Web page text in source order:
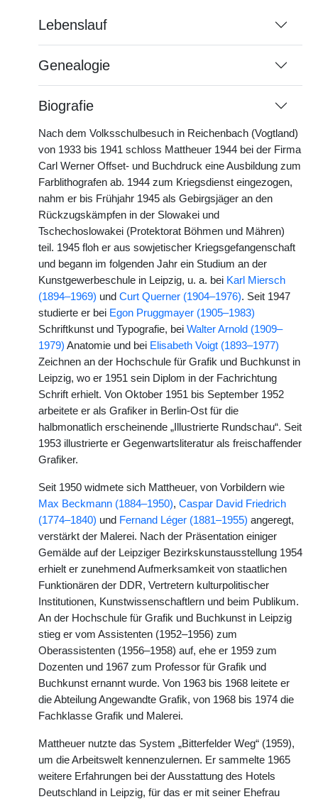
Lebenslauf
Genealogie
Biografie
Nach dem Volksschulbesuch in Reichenbach (Vogtland)
von 1933 bis 1941 schloss Mattheuer 1944 bei der Firma
Carl Werner Offset- und Buchdruck eine Ausbildung zum
Farblithografen ab. 1944 zum Kriegsdienst eingezogen,
nahm er bis Frühjahr 1945 als Gebirgsjäger an den
Rückzugskämpfen in der Slowakei und
Tschechoslowakei (Protektorat Böhmen und Mähren)
teil. 1945 floh er aus sowjetischer Kriegsgefangenschaft
und begann im folgenden Jahr ein Studium an der
Kunstgewerbeschule in Leipzig, u. a. bei Karl Miersch
(1894–1969) und Curt Querner (1904–1976). Seit 1947
studierte er bei Egon Pruggmayer (1905–1983)
Schriftkunst und Typografie, bei Walter Arnold (1909–
1979) Anatomie und bei Elisabeth Voigt (1893–1977)
Zeichnen an der Hochschule für Grafik und Buchkunst in
Leipzig, wo er 1951 sein Diplom in der Fachrichtung
Schrift erhielt. Von Oktober 1951 bis September 1952
arbeitete er als Grafiker in Berlin-Ost für die
halbmonatlich erscheinende „Illustrierte Rundschau“. Seit
1953 illustrierte er Gegenwartsliteratur als freischaffender
Grafiker.
Seit 1950 widmete sich Mattheuer, von Vorbildern wie
Max Beckmann (1884–1950), Caspar David Friedrich
(1774–1840) und Fernand Léger (1881–1955) angeregt,
verstärkt der Malerei. Nach der Präsentation einiger
Gemälde auf der Leipziger Bezirkskunstausstellung 1954
erhielt er zunehmend Aufmerksamkeit von staatlichen
Funktionären der DDR, Vertretern kulturpolitischer
Institutionen, Kunstwissenschaftlern und beim Publikum.
An der Hochschule für Grafik und Buchkunst in Leipzig
stieg er vom Assistenten (1952–1956) zum
Oberassistenten (1956–1958) auf, ehe er 1959 zum
Dozenten und 1967 zum Professor für Grafik und
Buchkunst ernannt wurde. Von 1963 bis 1968 leitete er
die Abteilung Angewandte Grafik, von 1968 bis 1974 die
Fachklasse Grafik und Malerei.
Mattheuer nutzte das System „Bitterfelder Weg“ (1959),
um die Arbeitswelt kennenzulernen. Er sammelte 1965
weitere Erfahrungen bei der Ausstattung des Hotels
Deutschland in Leipzig, für das er mit seiner Ehefrau